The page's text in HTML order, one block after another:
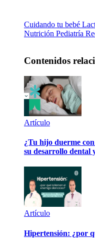
Cuidando tu bebé
Nutrición Pediatría
Contenidos
Artículo
¿Tu hijo duerme
su desarrollo dental
Artículo
Hipertensión: ¿por